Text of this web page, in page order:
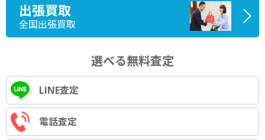
出張買取
全国出張買取
選べる無料査定
LINE査定
電話査定